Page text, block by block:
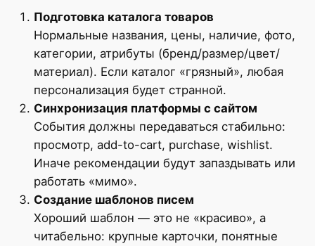
Подготовка каталога товаров
Нормальные названия, цены, наличие, фото,
категории, атрибуты (бренд/размер/цвет/
материал). Если каталог «грязный», любая
персонализация будет странной.
Синхронизация платформы с сайтом
События должны передаваться стабильно:
просмотр, add-to-cart, purchase, wishlist.
Иначе рекомендации будут запаздывать или
работать «мимо».
Создание шаблонов писем
Хороший шаблон — это не «красиво», а
читабельно: крупные карточки, понятные